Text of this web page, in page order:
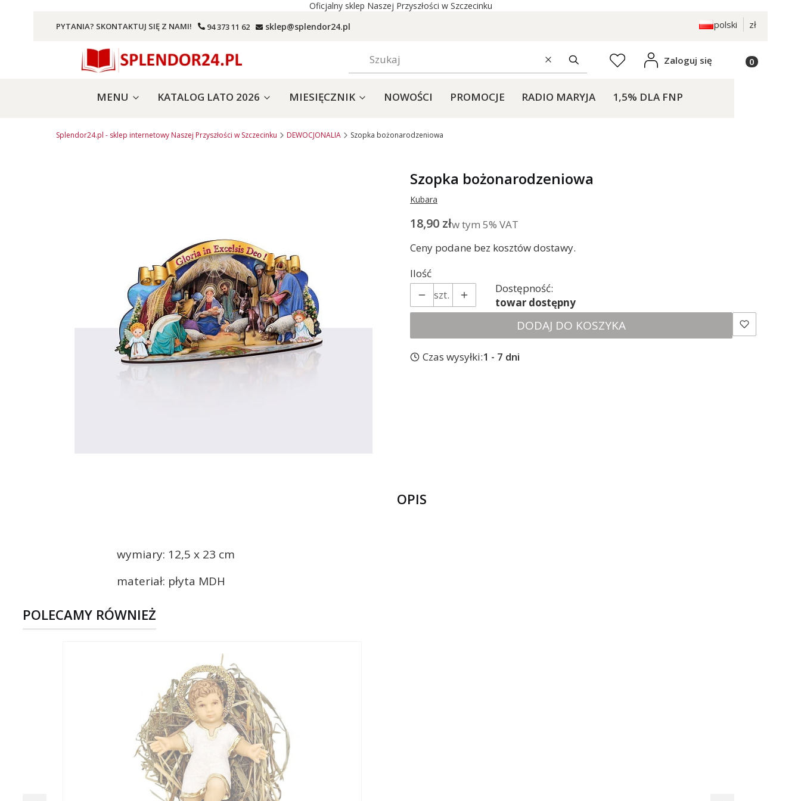
Oficjalny sklep Naszej Przyszłości w Szczecinku
PYTANIA? SKONTAKTUJ SIĘ Z NAMI! 94 373 11 62 sklep@splendor24.pl polski zł
WyczyśćSzukaj Ulubione Zaloguj się Produkty w
MENU KATALOG LATO 2026 MIESIĘCZNIK NOWOŚCI PROMOCJE RADIO MARYJA 1,5% DLA FNP
Splendor24.pl - sklep internetowy Naszej Przyszłości w Szczecinku DEWOCJONALIA Szopka bożonarodzeniowa
Szopka bożonarodzeniowa
Kubara
Cena
18,90 złw tym 5% VAT
w tym 5% VAT
Ceny podane bez kosztów dostawy.
Ilość
szt.
Dostępność:
towar dostępny
DODAJ DO KOSZYKA
Czas wysyłki:1 - 7 dni
OPIS
wymiary: 12,5 x 23 cm
materiał: płyta MDH
POLECAMY RÓWNIEŻ